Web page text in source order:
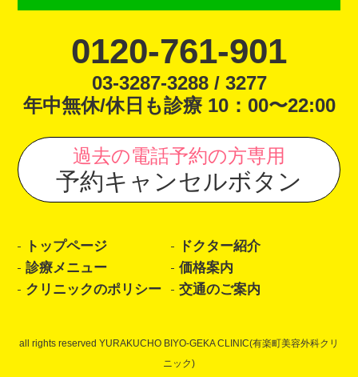
0120-761-901
03-3287-3288 / 3277
年中無休/休日も診療 10：00〜22:00
過去の電話予約の方専用
予約キャンセルボタン
トップページ
ドクター紹介
診療メニュー
価格案内
クリニックのポリシー
交通のご案内
all rights reserved YURAKUCHO BIYO-GEKA CLINIC(有楽町美容外科クリ
ニック)